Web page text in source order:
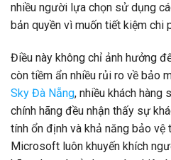
nhiều người lựa chọn sử dụng
bản quyền vì muốn tiết kiệm chi
Điều này không chỉ ảnh hưởng
còn tiềm ẩn nhiều rủi ro về bảo
Sky Đà Nẵng, nhiều khách hàng
chính hãng đều nhận thấy sự
tính ổn định và khả năng bảo vệ
Microsoft luôn khuyến khích